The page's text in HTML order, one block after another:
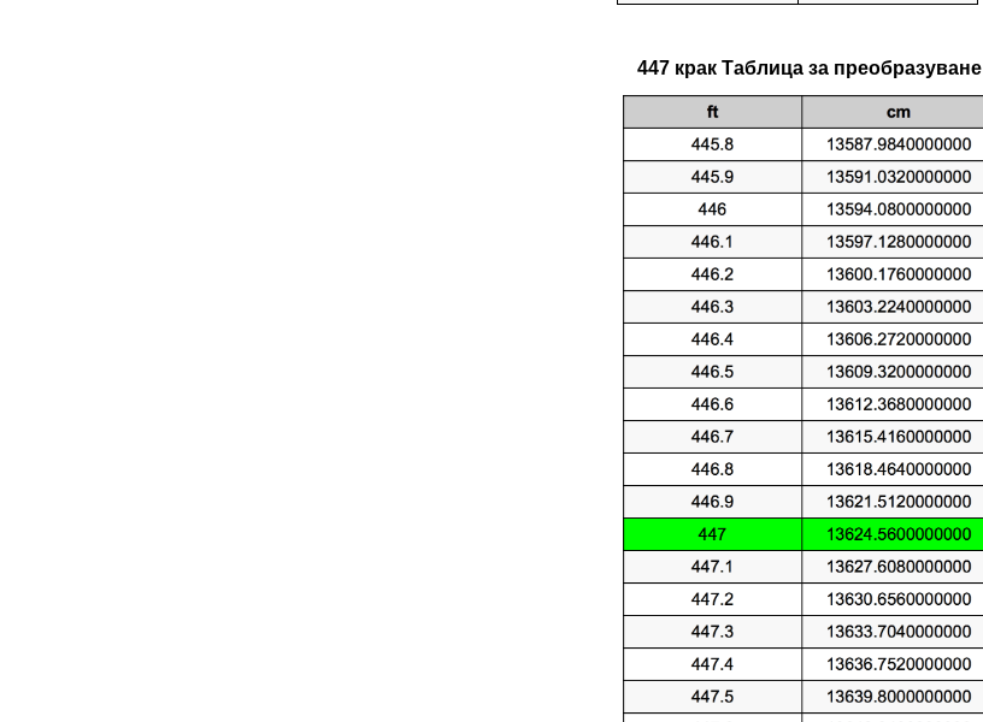
447 крак Таблица за преобразуване